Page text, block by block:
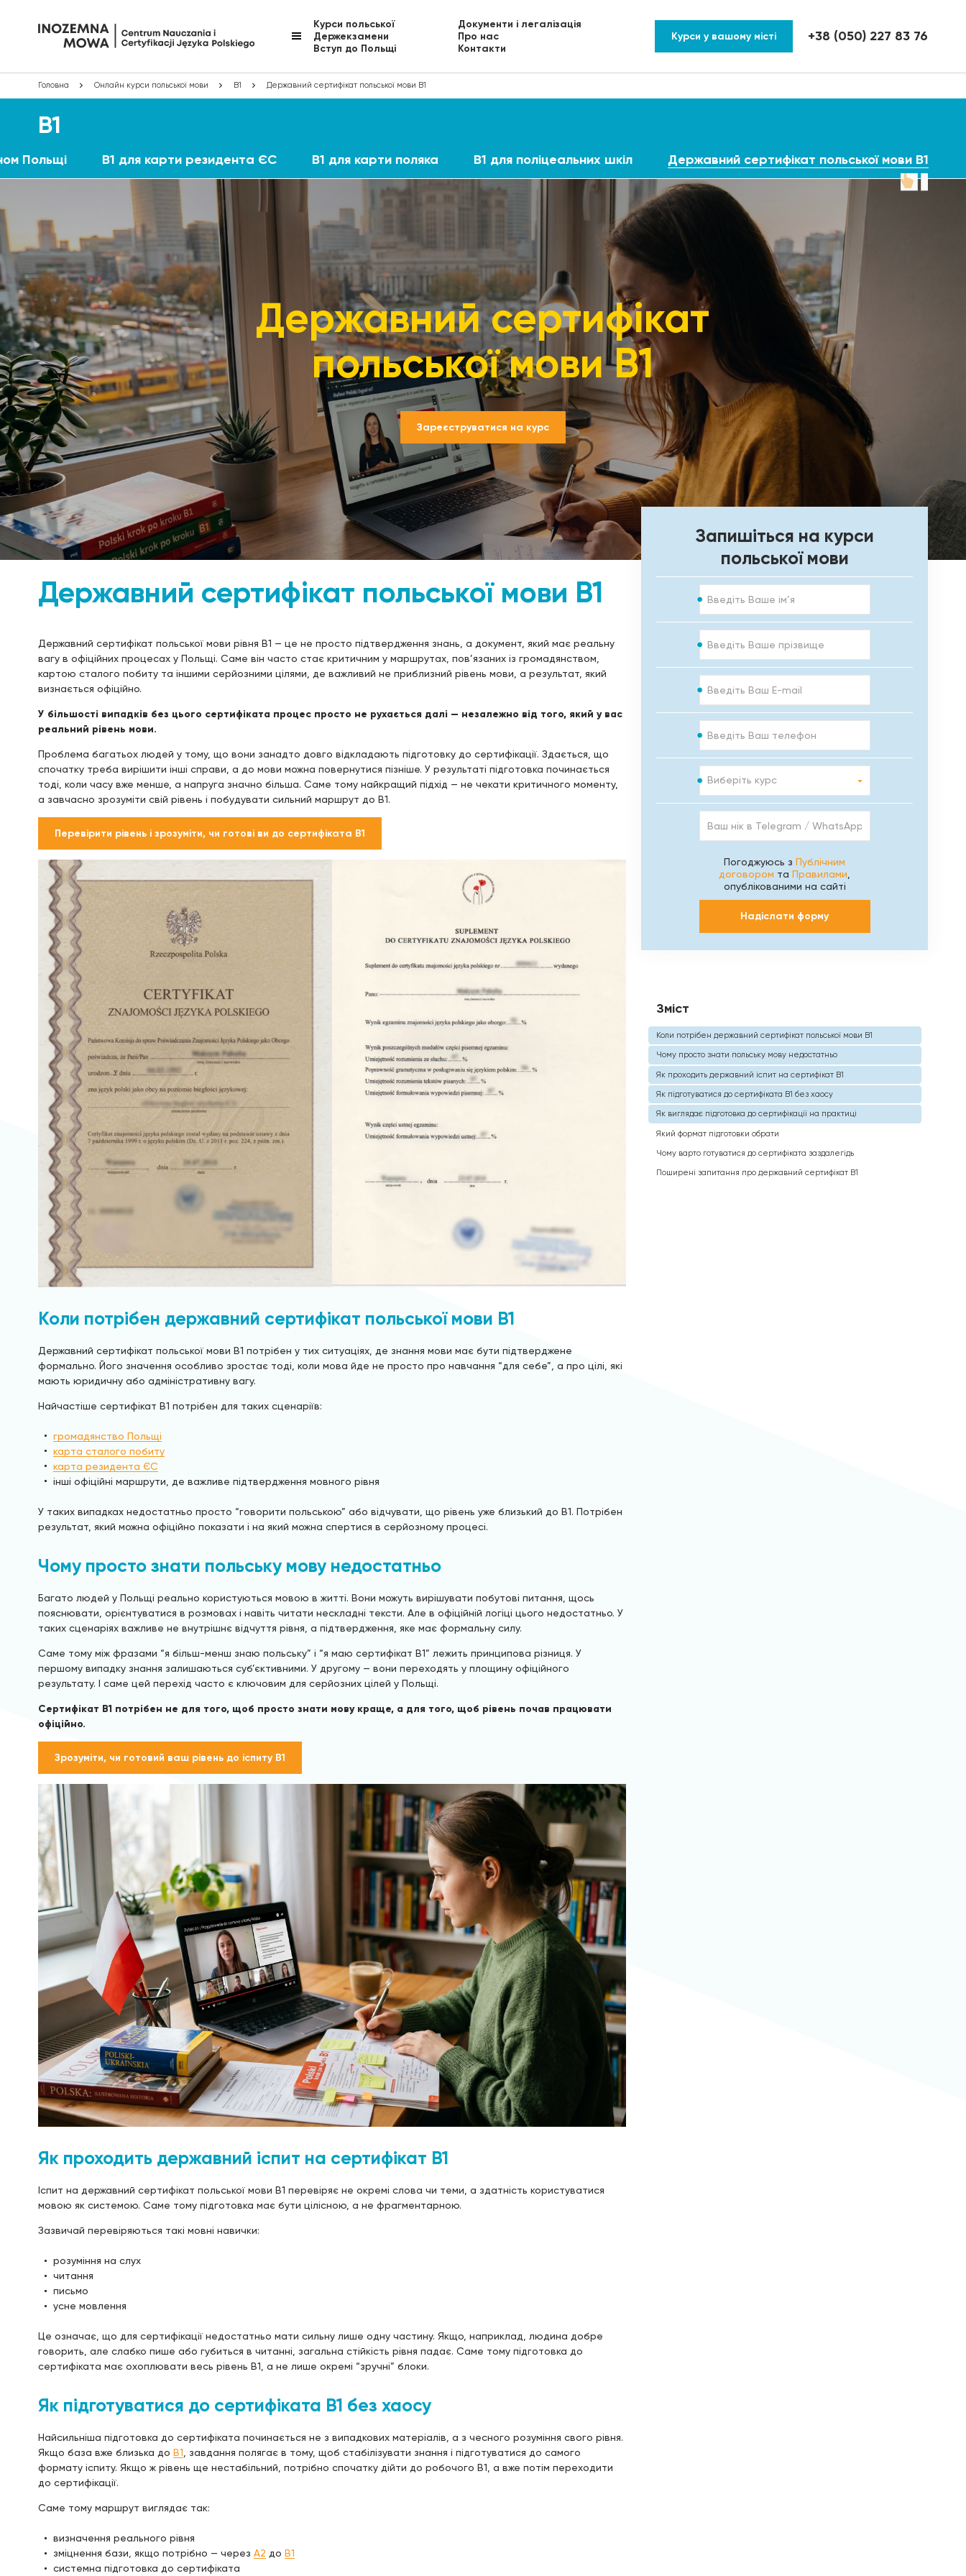
Курси польської
Держекзамени
Вступ до Польщі
Документи і легалізація
Про нас
Контакти
Курси у вашому місті +38 (050) 227 83 76
Головна Онлайн курси польської мови B1 Державний сертифікат польської мови B1
B1
Польщі B1 для карти резидента ЄС B1 для карти поляка B1 для поліцеальних шкіл Державний сертифікат польської мови B1
Державний сертифікат
польської мови B1
Зареєструватися на курс
Державний сертифікат польської мови B1
Державний сертифікат польської мови рівня B1 — це не просто підтвердження знань, а документ, який має реальну
вагу в офіційних процесах у Польщі. Саме він часто стає критичним у маршрутах, пов’язаних із громадянством,
картою сталого побиту та іншими серйозними цілями, де важливий не приблизний рівень мови, а результат, який
визнається офіційно.
У більшості випадків без цього сертифіката процес просто не рухається далі — незалежно від того, який у вас
реальний рівень мови.
Проблема багатьох людей у тому, що вони занадто довго відкладають підготовку до сертифікації. Здається, що
спочатку треба вирішити інші справи, а до мови можна повернутися пізніше. У результаті підготовка починається
тоді, коли часу вже менше, а напруга значно більша. Саме тому найкращий підхід — не чекати критичного моменту,
а завчасно зрозуміти свій рівень і побудувати сильний маршрут до B1.
Перевірити рівень і зрозуміти, чи готові ви до сертифіката B1
Коли потрібен державний сертифікат польської мови B1
Державний сертифікат польської мови B1 потрібен у тих ситуаціях, де знання мови має бути підтверджене
формально. Його значення особливо зростає тоді, коли мова йде не просто про навчання “для себе”, а про цілі, які
мають юридичну або адміністративну вагу.
Найчастіше сертифікат B1 потрібен для таких сценаріїв:
громадянство Польщі
карта сталого побиту
карта резидента ЄС
інші офіційні маршрути, де важливе підтвердження мовного рівня
У таких випадках недостатньо просто “говорити польською” або відчувати, що рівень уже близький до B1. Потрібен
результат, який можна офіційно показати і на який можна спертися в серйозному процесі.
Чому просто знати польську мову недостатньо
Багато людей у Польщі реально користуються мовою в житті. Вони можуть вирішувати побутові питання, щось
пояснювати, орієнтуватися в розмовах і навіть читати нескладні тексти. Але в офіційній логіці цього недостатньо. У
таких сценаріях важливе не внутрішнє відчуття рівня, а підтвердження, яке має формальну силу.
Саме тому між фразами “я більш-менш знаю польську” і “я маю сертифікат B1” лежить принципова різниця. У
першому випадку знання залишаються суб’єктивними. У другому — вони переходять у площину офіційного
результату. І саме цей перехід часто є ключовим для серйозних цілей у Польщі.
Сертифікат B1 потрібен не для того, щоб просто знати мову краще, а для того, щоб рівень почав працювати
офіційно.
Зрозуміти, чи готовий ваш рівень до іспиту B1
Як проходить державний іспит на сертифікат B1
Іспит на державний сертифікат польської мови B1 перевіряє не окремі слова чи теми, а здатність користуватися
мовою як системою. Саме тому підготовка має бути цілісною, а не фрагментарною.
Зазвичай перевіряються такі мовні навички:
розуміння на слух
читання
письмо
усне мовлення
Це означає, що для сертифікації недостатньо мати сильну лише одну частину. Якщо, наприклад, людина добре
говорить, але слабко пише або губиться в читанні, загальна стійкість рівня падає. Саме тому підготовка до
сертифіката має охоплювати весь рівень B1, а не лише окремі “зручні” блоки.
Як підготуватися до сертифіката B1 без хаосу
Найсильніша підготовка до сертифіката починається не з випадкових матеріалів, а з чесного розуміння свого рівня.
Якщо база вже близька до B1 , завдання полягає в тому, щоб стабілізувати знання і підготуватися до самого
формату іспиту. Якщо ж рівень ще нестабільний, потрібно спочатку дійти до робочого B1, а вже потім переходити
до сертифікації.
Саме тому маршрут виглядає так:
визначення реального рівня
зміцнення бази, якщо потрібно — черезA2 доB1
системна підготовка до сертифіката
Запишіться на курси
польської мови
mail
Виберіть курс
нік
в
WhatsApp
Viber
Погоджуюсь зПублічним
договором таПравилами
опублікованими на сайті
Надіслати форму
Зміст
Коли потрібен державний сертифікат польської мови B1
Чому просто знати польську мову недостатньо
Як проходить державний іспит на сертифікат B1
Як підготуватися до сертифіката B1 без хаосу
Як виглядає підготовка до сертифікації на практиці
Який формат підготовки обрати
Чому варто готуватися до сертифіката заздалегідь
Поширені запитання про державний сертифікат B1